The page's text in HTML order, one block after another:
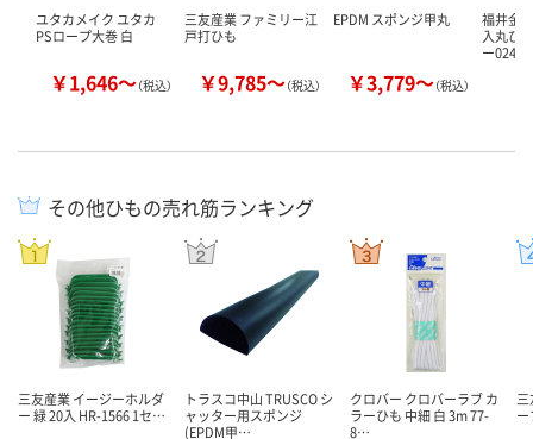
ユタカメイク ユタカ
PSロープ大巻 白
￥1,646～（税込）
三友産業 ファミリー江
戸打ひも
￥9,785～（税込）
EPDM スポンジ甲丸
￥3,779～（税込）
福井金
入丸ひ
ー
その他ひもの売れ筋ランキング
三友産業 イージーホルダ
ー 緑 20入 HR-1566 1セ…
トラスコ中山 TRUSCO シ
ャッター用スポンジ
(EPDM甲…
クロバー クロバーラブ カ
ラーひも 中細 白 3m 77-
8…